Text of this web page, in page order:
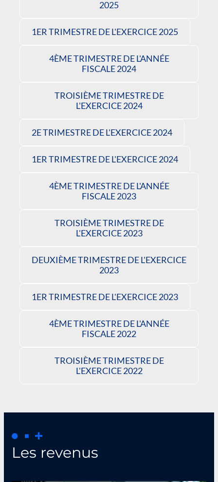
2025
1ER TRIMESTRE DE L'EXERCICE 2025
4ÈME TRIMESTRE DE L'ANNÉE
FISCALE 2024
TROISIÈME TRIMESTRE DE
L'EXERCICE 2024
2E TRIMESTRE DE L'EXERCICE 2024
1ER TRIMESTRE DE L'EXERCICE 2024
4ÈME TRIMESTRE DE L'ANNÉE
FISCALE 2023
TROISIÈME TRIMESTRE DE
L'EXERCICE 2023
DEUXIÈME TRIMESTRE DE L'EXERCICE
2023
1ER TRIMESTRE DE L'EXERCICE 2023
4ÈME TRIMESTRE DE L'ANNÉE
FISCALE 2022
TROISIÈME TRIMESTRE DE
L'EXERCICE 2022
Les revenus